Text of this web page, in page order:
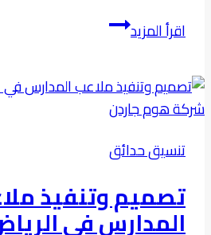
اقرأ المزيدأفكار
رائعة
حديقة
داخلية
مساحات
تنسيق حدائق
تصميم وتنفيذ
المدارس في